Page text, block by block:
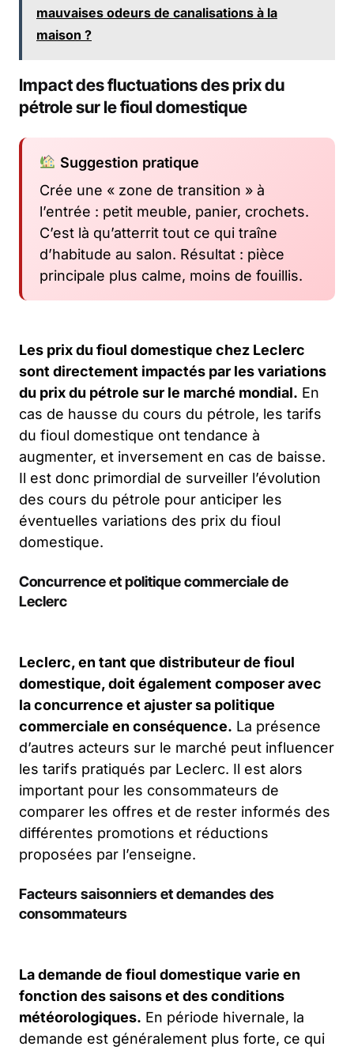
mauvaises odeurs de canalisations à la
maison ?
Impact des fluctuations des prix du
pétrole sur le fioul domestique
Suggestion pratique
Crée une « zone de transition » à
l’entrée : petit meuble, panier, crochets.
C’est là qu’atterrit tout ce qui traîne
d’habitude au salon. Résultat : pièce
principale plus calme, moins de fouillis.
Les prix du fioul domestique chez Leclerc
sont directement impactés par les variations
du prix du pétrole sur le marché mondial. En
cas de hausse du cours du pétrole, les tarifs
du fioul domestique ont tendance à
augmenter, et inversement en cas de baisse.
Il est donc primordial de surveiller l’évolution
des cours du pétrole pour anticiper les
éventuelles variations des prix du fioul
domestique.
Concurrence et politique commerciale de
Leclerc
Leclerc, en tant que distributeur de fioul
domestique, doit également composer avec
la concurrence et ajuster sa politique
commerciale en conséquence. La présence
d’autres acteurs sur le marché peut influencer
les tarifs pratiqués par Leclerc. Il est alors
important pour les consommateurs de
comparer les offres et de rester informés des
différentes promotions et réductions
proposées par l’enseigne.
Facteurs saisonniers et demandes des
consommateurs
La demande de fioul domestique varie en
fonction des saisons et des conditions
météorologiques. En période hivernale, la
demande est généralement plus forte, ce qui